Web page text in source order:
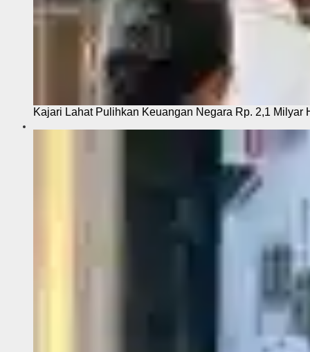
Kajari Lahat Pulihkan Keuangan Negara Rp. 2,1 Milyar